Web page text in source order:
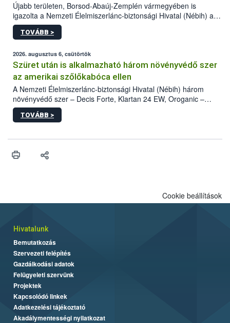
Újabb területen, Borsod-Abaúj-Zemplén vármegyében is
igazolta a Nemzeti Élelmiszerlánc-biztonsági Hivatal (Nébih) a
kőrisrontó karcsúdíszbogár (Agrilus planipennis) jelenlétét. A
kártevőt nem csak színcsapdában találták meg, de már fertőzött
az intenzív felderítést, emellett az intézkedéseket a szlovák
hatósággal is összehangolják a terjedés megállítása érdekében.
TOVÁBB >
2026. augusztus 6, csütörtök
Szüret után is alkalmazható három növényvédő szer
az amerikai szőlőkabóca ellen
A Nemzeti Élelmiszerlánc-biztonsági Hivatal (Nébih) három
növényvédő szer – Decis Forte, Klartan 24 EW, Oroganic –
engedélyokiratát módosította, így azok a szüretet követően,
egészen a vesszőérettség (BBCH 91) stádiumáig
érésű szőlőkben is legyen lehetőség a károsító elleni további
felhasználók számára is elérhető és ökológiai termesztésben is
TOVÁBB >
Cookie beállítások
Hivatalunk
Bemutatkozás
Szervezeti felépítés
Gazdálkodási adatok
Felügyeleti szervünk
Projektek
Kapcsolódó linkek
Adatkezelési tájékoztató
Akadálymentességi nyilatkozat